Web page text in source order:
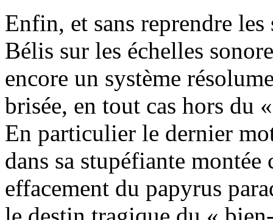
Enfin, et sans reprendre
Bélis sur les échelles
encore un système
brisée, en tout cas hors du
En particulier le dernier
dans sa stupéfiante
effacement du papyrus